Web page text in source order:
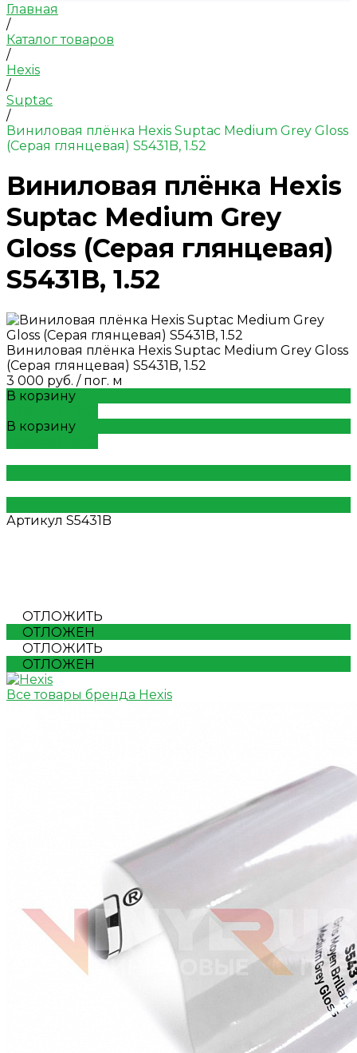
Главная
/
Каталог товаров
/
Hexis
/
Suptac
/
Виниловая плёнка Hexis Suptac Medium Grey Gloss
(Серая глянцевая) S5431B, 1.52
Виниловая плёнка Hexis
Suptac Medium Grey
Gloss (Серая глянцевая)
S5431B, 1.52
Виниловая плёнка Hexis Suptac Medium Grey Gloss
(Серая глянцевая) S5431B, 1.52
3 000 руб. / пог. м
В корзину
В корзину
Артикул S5431B
ОТЛОЖИТЬ
ОТЛОЖЕН
ОТЛОЖИТЬ
ОТЛОЖЕН
Все товары бренда Hexis